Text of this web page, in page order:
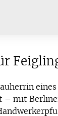
eines
– mit